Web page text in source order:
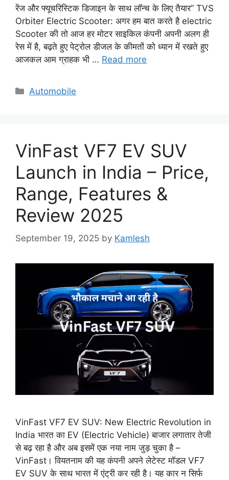
रेंज और फ्यूचरिस्टिक डिजाइन के साथ लॉन्च के लिए तैयार” TVS
Orbiter Electric Scooter: अगर हम बात करते है electric
Scooter की तो आज हर मोटर साइकिल कंपनी अपनी अलग ही
रेस में है, बढ़ते हुए पेट्रोल डीजल के कीमतों को ध्यान में रखते हुए
आजकल आम ग्राहक भी … Read more
Categories
Automobile
VinFast VF7 EV SUV
Launch in India – Price,
Range, Features &
Review 2025
September 19, 2025 by Kamlesh
VinFast VF7 EV SUV: New Electric Revolution in
India भारत का EV (Electric Vehicle) बाजार लगातार तेजी
से बढ़ रहा है और अब इसमें एक नया नाम जुड़ चुका है –
VinFast। वियतनाम की यह कंपनी अपने लेटेस्ट मॉडल VF7
EV SUV के साथ भारत में एंट्री कर रही है। यह कार न सिर्फ